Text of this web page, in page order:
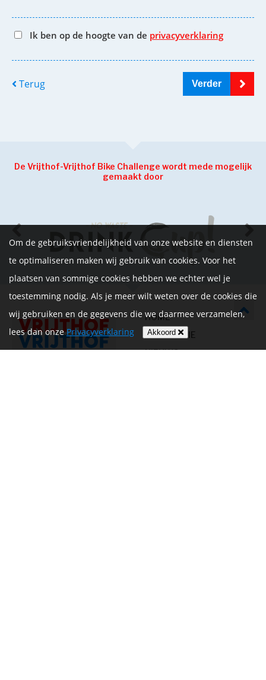
Ik ben op de hoogte van de privacyverklaring
Terug Verder
De Vrijthof-Vrijthof Bike Challenge wordt mede mogelijk
gemaakt door
HOME
INFORMATIE
NIEUWS
Om de gebruiksvriendelijkheid van onze website en diensten
te optimaliseren maken wij gebruik van cookies. Voor het
plaatsen van sommige cookies hebben we echter wel je
toestemming nodig. Als je meer wilt weten over de cookies die
wij gebruiken en de gegevens die we daarmee verzamelen,
lees dan onzePrivacyverklaring Akkoord